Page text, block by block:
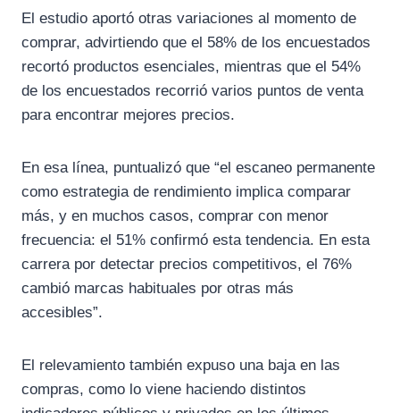
El estudio aportó otras variaciones al momento de
comprar, advirtiendo que el 58% de los encuestados
recortó productos esenciales, mientras que el 54%
de los encuestados recorrió varios puntos de venta
para encontrar mejores precios.
En esa línea, puntualizó que “el escaneo permanente
como estrategia de rendimiento implica comparar
más, y en muchos casos, comprar con menor
frecuencia: el 51% confirmó esta tendencia. En esta
carrera por detectar precios competitivos, el 76%
cambió marcas habituales por otras más
accesibles”.
El relevamiento también expuso una baja en las
compras, como lo viene haciendo distintos